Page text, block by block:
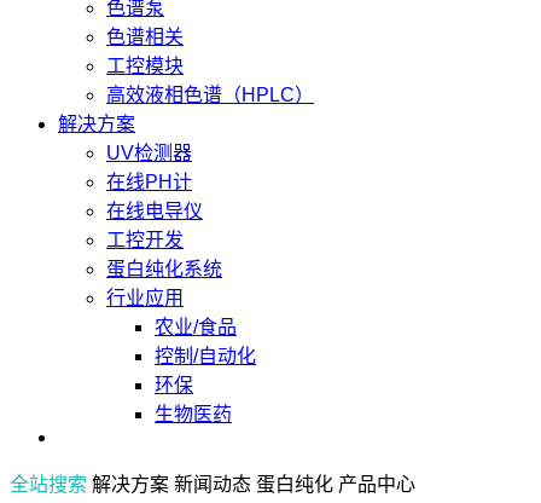
色谱泵
色谱相关
工控模块
高效液相色谱（HPLC）
解决方案
UV检测器
在线PH计
在线电导仪
工控开发
蛋白纯化系统
行业应用
农业/食品
控制/自动化
环保
生物医药
全站搜索 解决方案 新闻动态 蛋白纯化 产品中心